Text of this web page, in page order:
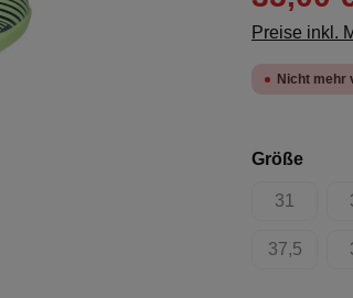
Preise inkl.
Nicht mehr
Größe
31
(Diese
37,5
(Diese